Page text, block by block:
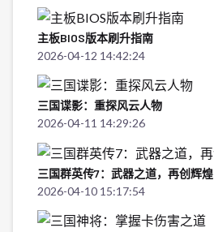
主板BIOS版本刷升指南
2026-04-12 14:42:24
三国谍影：重探风云人物
2026-04-11 14:29:26
三国群英传7：武器之道，再创辉煌
2026-04-10 15:17:54